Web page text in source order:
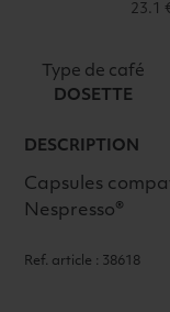
23.1
Type de café
DOSETTE
DESCRIPTION
Capsules
Nespresso®
Ref. article : 38618